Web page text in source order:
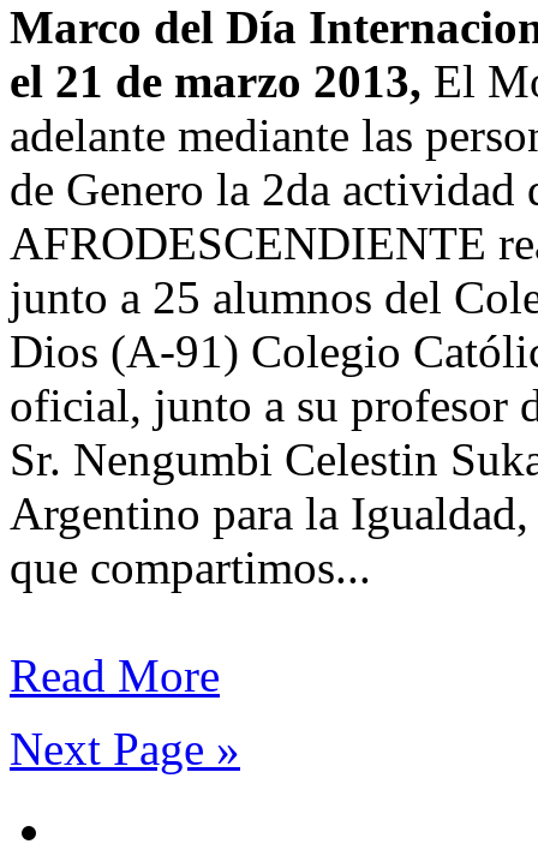
Marco del Día
el 21 de marzo 2013, El
adelante mediante las
de Genero la 2da
AFRODESCENDIENTE
junto a 25 alumnos del
Dios (A-91) Colegio
oficial, junto a su profesor
Sr. Nengumbi Celestin
Argentino para la
que compartimos...
Read More
Next Page »